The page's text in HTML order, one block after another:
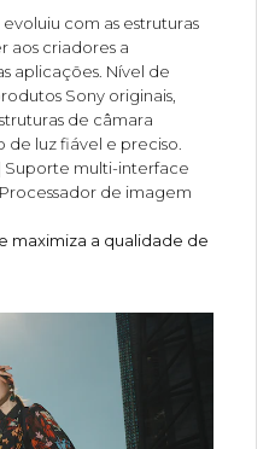
com as estruturas
aos criadores a
aplicações. Nível de
Sony originais,
de câmara
luz fiável e preciso.
Suporte multi-interface
de imagem
maximiza a qualidade de